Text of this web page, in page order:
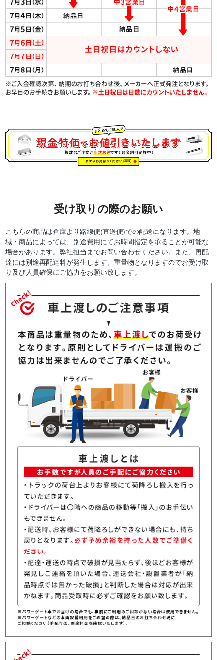
受け取りの際のお願い
こちらの商品は倉庫より路線便(直送便)での配送になります。地
域・商品によっては、別途費用にてお時間指定を承ることが可能な
場合があります。弊社担当までお問い合わせください。また、再配
達には別途再配達料が発生します。重量物となりますのでお受け取
り及び人員確保にご協力をお願い致します。